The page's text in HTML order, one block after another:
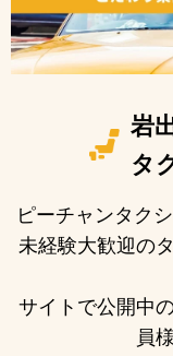
岩
タ
ピーチャンタク
未経験大歓迎の
サイトで公開中
員